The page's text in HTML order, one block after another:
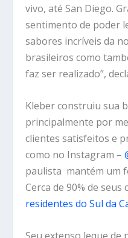
vivo, até San Diego.
sentimento de poder
sabores incríveis da
brasileiros como
faz ser realizado”,
Kleber construiu sua
principalmente por
clientes satisfeitos e
como no Instagram –
paulista mantém um
Cerca de 90% de seus
residentes do Sul da